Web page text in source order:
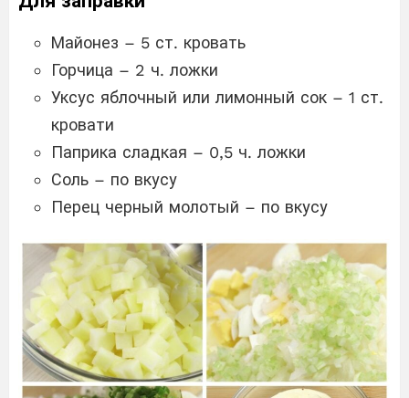
Майонез – 5 ст. кровать
Горчица – 2 ч. ложки
Уксус яблочный или лимонный сок – 1 ст.
кровати
Паприка сладкая – 0,5 ч. ложки
Соль – по вкусу
Перец черный молотый – по вкусу